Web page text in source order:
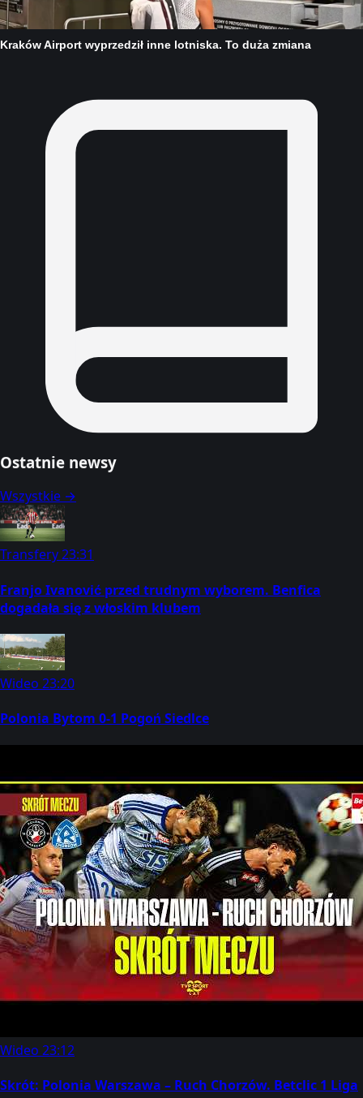
Ostatnie newsy
Wszystkie →
Transfery23:31
Franjo Ivanović przed trudnym wyborem. Benfica
dogadała się z włoskim klubem
Wideo 23:20
Polonia Bytom 0-1 Pogoń Siedlce
Wideo 23:12
Skrót: Polonia Warszawa – Ruch Chorzów. Betclic 1 Liga